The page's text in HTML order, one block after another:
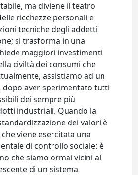
ma diviene il teatro
ricchezze personali e
tecniche degli addetti
si trasforma in una
maggiori investimenti
civiltà dei consumi che
assistiamo ad un
dopo aver sperimentato tutti
dei sempre più
industriali. Quando la
dei valori è
viene esercitata una
di controllo sociale: è
che siamo ormai vicini al
di un sistema